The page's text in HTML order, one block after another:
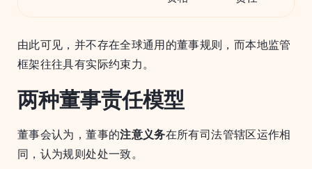
由此可见，并不存在全球通用的董事规则，而本地监管
框架往往具有实际约束力。
两种董事责任模型
董事会认为，董事的注意义务在所有司法管辖区运作相
同，认为规则处处一致。